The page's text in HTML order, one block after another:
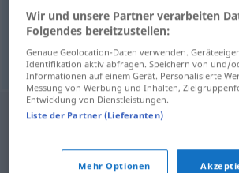
(er)naastschieten vorbeischießen
Wir und unsere Partner verarbeiten
Folgendes bereitzustellen:
Genaue Geolocation-Daten verwenden.
Identifikation aktiv abfragen. Speichern von und/
Informationen auf einem Gerät. Personalisierte
Messung von Werbung und Inhalten,
Entwicklung von Dienstleistungen.
Liste der Partner (Lieferanten)
Mehr Optionen